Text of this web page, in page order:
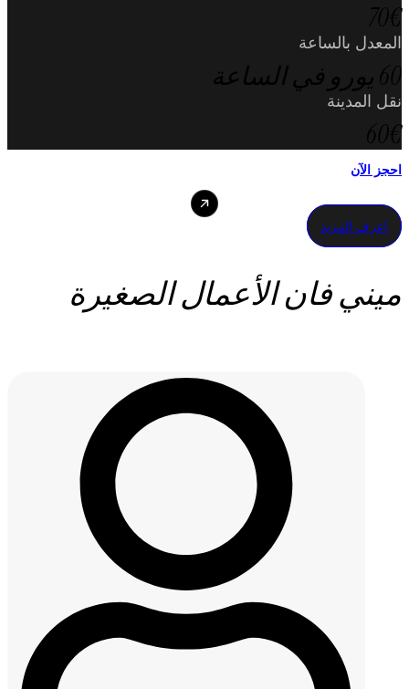
70€
المعدل بالساعة
60 يورو في الساعة
نقل المدينة
60€
احجز الآن
اعرف المزيد
ميني فان الأعمال الصغيرة